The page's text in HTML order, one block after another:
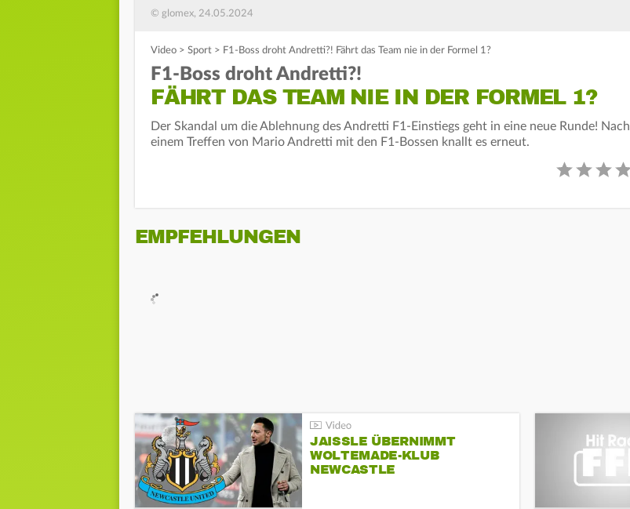
© glomex, 24.05.2024
Video > Sport > F1-Boss droht Andretti?! Fährt das Team nie in der Formel 1?
F1-Boss droht Andretti?!
FÄHRT DAS TEAM NIE IN DER FORMEL 1?
Der Skandal um die Ablehnung des Andretti F1-Einstiegs geht in eine neue Runde! Nach
einem Treffen von Mario Andretti mit den F1-Bossen knallt es erneut.
EMPFEHLUNGEN
JAISSLE ÜBERNIMMT
WOLTEMADE-KLUB
NEWCASTLE